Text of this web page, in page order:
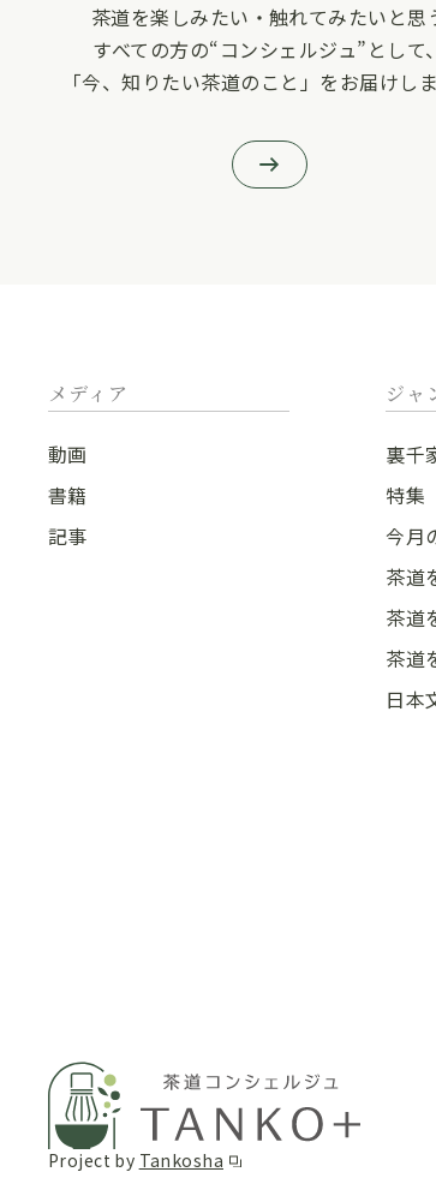
茶道を楽しみたい・触れてみたいと思
すべての方の“コンシェルジュ”として、
「今、知りたい茶道のこと」をお届けしま
メディア
動画
書籍
記事
ジャ
裏千
特集
今月
茶道
茶道
茶道
日本
Project by Tankosha